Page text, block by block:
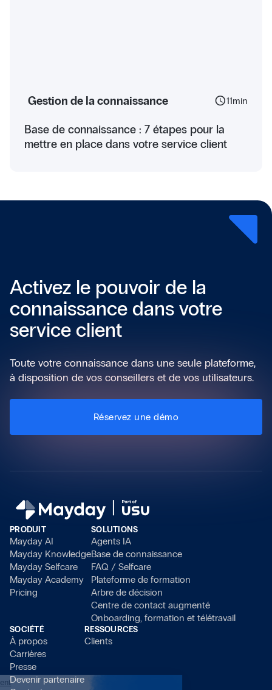
Gestion de la connaissance schedule11min
Base de connaissance : 7 étapes pour la
mettre en place dans votre service client
Activez le pouvoir de la
connaissance dans votre
service client
Toute votre connaissance dans une seule plateforme,
à disposition de vos conseillers et de vos utilisateurs.
Réservez une démo
PRODUIT
Mayday AI
Mayday Knowledge
Mayday Selfcare
Mayday Academy
Pricing
SOLUTIONS
Agents IA
Base de connaissance
FAQ / Selfcare
Plateforme de formation
Arbre de décision
Centre de contact augmenté
Onboarding, formation et télétravail
SOCIÉTÉ
À propos
Carrières
Presse
Devenir partenaire
RESSOURCES
Clients
Continue without consent